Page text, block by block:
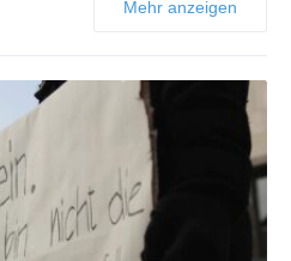
Mehr anzeigen